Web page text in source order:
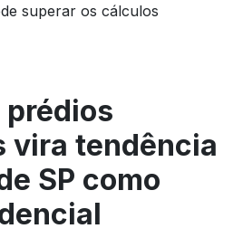
superar os cálculos
vira tendência
SP como